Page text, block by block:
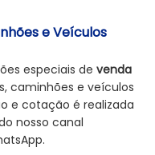
e Veículos
especiais de venda
caminhões e veículos
e cotação é realizada
nosso canal